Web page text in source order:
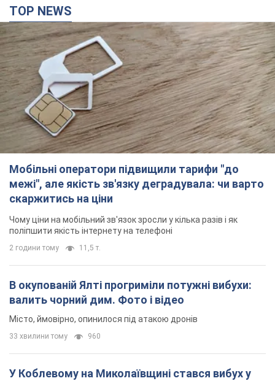
TOP NEWS
Мобільні оператори підвищили тарифи "до
межі", але якість зв'язку деградувала: чи варто
скаржитись на ціни
Чому ціни на мобільний зв'язок зросли у кілька разів і як
поліпшити якість інтернету на телефоні
2 години тому 11,5 т.
В окупованій Ялті прогриміли потужні вибухи:
валить чорний дим. Фото і відео
Місто, ймовірно, опинилося під атакою дронів
33 хвилини тому 960
У Коблевому на Миколаївщині стався вибух у